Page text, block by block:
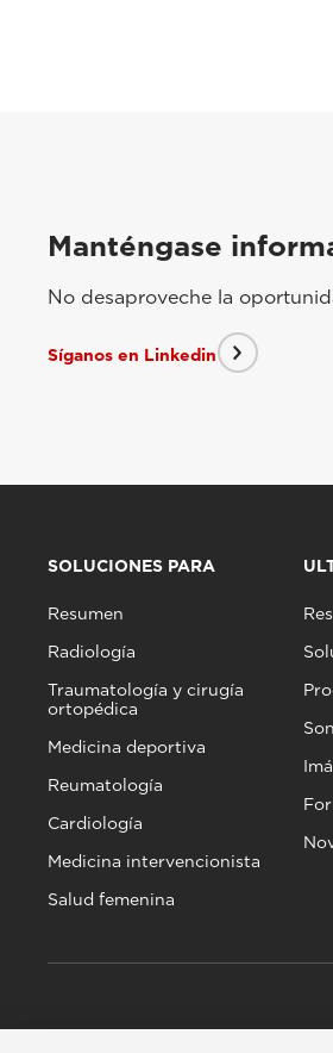
Manténgase
No desaproveche la
Síganos en Linkedin
SOLUCIONES PARA
Resumen
Radiología
Traumatología y cirugía
ortopédica
Medicina deportiva
Reumatología
Cardiología
Medicina intervencionista
Salud femenina